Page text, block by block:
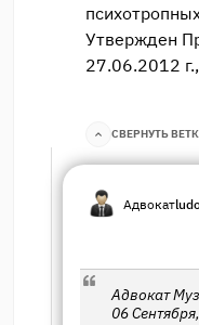
Утвержден
27.06.2012
СВЕРНУТЬ
Адвокат
Адвокат
06